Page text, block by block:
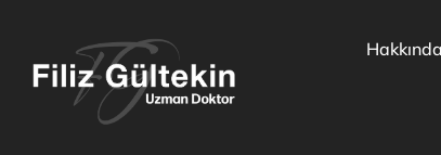
Hakkında